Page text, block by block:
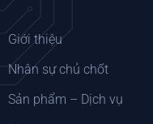
Giới thiệu
Nhân sự chủ chốt
Sản phẩm – Dịch vụ